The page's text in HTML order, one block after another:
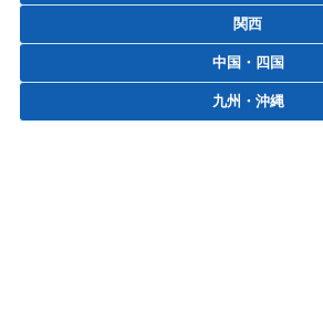
関西
中国・四国
九州・沖縄